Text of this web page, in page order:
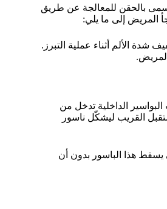
بالحقن للمعالجة عن طريق
المريض إلى ما يلي:
الألم أثناء عملية التبرز.
الداخلية تدخل من
القريب ليشكّل ناسور
هذا الباسور بدون أن